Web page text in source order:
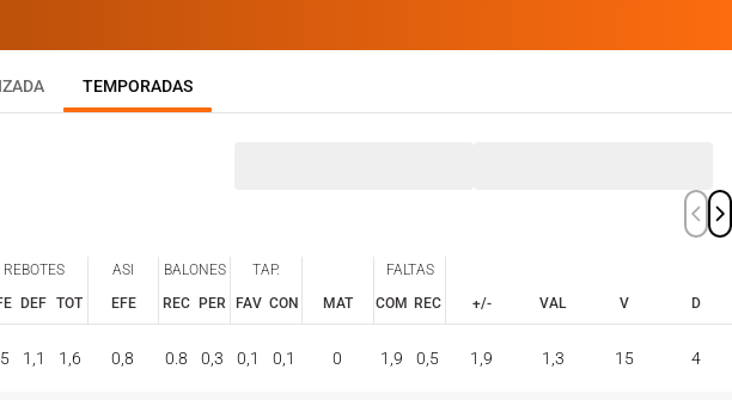
TEMPORADAS
REBOTES ASI BALONES
TAP.
MAT
FALTAS
+/-
VAL V D
DEF TOT EFE REC PER FAV CON COM REC
+/-
VAL
1,1 1,6 0,8 0.8 0,3 0,1 0,1 0 1,9 0,5 1,9 1,3 15 4